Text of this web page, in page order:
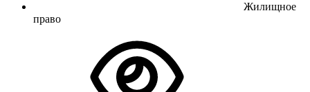
Жилищное
право